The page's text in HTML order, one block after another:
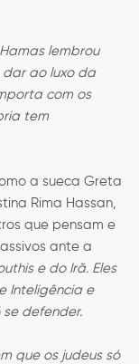
lembrou
ao luxo da
com os
tem
a sueca Greta
Rima Hassan,
que pensam e
ante a
e do Irã. Eles
Inteligência e
se defender.
que os judeus só